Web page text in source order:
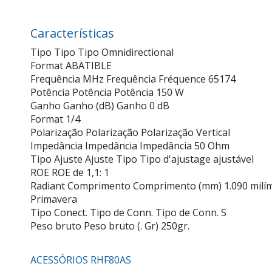
Características
Tipo Tipo Tipo Omnidirectional
Format ABATIBLE
Frequência MHz Frequência Fréquence 65174
Potência Potência Potência 150 W
Ganho Ganho (dB) Ganho 0 dB
Format 1/4
Polarização Polarização Polarização Vertical
Impedância Impedância Impedância 50 Ohm
Tipo Ajuste Ajuste Tipo Tipo d'ajustage ajustável
ROE ROE de 1,1: 1
Radiant Comprimento Comprimento (mm) 1.090
Primavera
Tipo Conect. Tipo de Conn. Tipo de Conn. S
Peso bruto Peso bruto (. Gr) 250gr.
ACESSÓRIOS RHF80AS